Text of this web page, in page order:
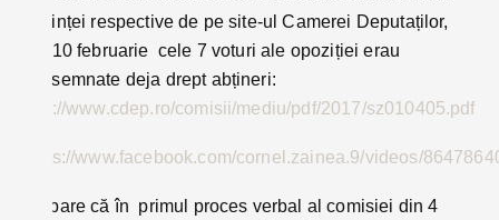
ședinței respective de pe site-ul Camerei Deputaților,
din 10 februarie cele 7 voturi ale opoziției erau
consemnate deja drept abțineri:
http://www.cdep.ro/comisii/mediu/pdf/2017/sz010405.pdf
https://www.facebook.com/cornel.zainea.9/videos/
Se pare că în primul proces verbal al comisiei din 4